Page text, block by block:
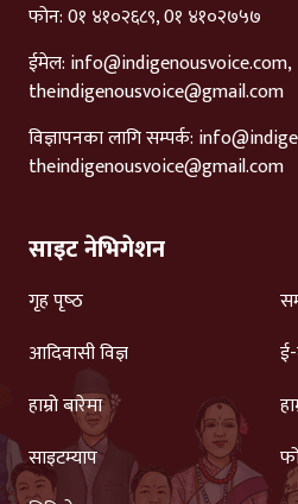
फोन: 0१ ४१०२६८९, 0१ ४१०२७५७
ईमेल: info@indigenousvoice.com,
theindigenousvoice@gmail.com
विज्ञापनका लागि सम्पर्क:
theindigenousvoice@gmail.com
साइट नेभिगेशन
गृह पृष्‍ठ
आदिवासी विज्ञ
हाम्रो बारेमा
साइटम्याप